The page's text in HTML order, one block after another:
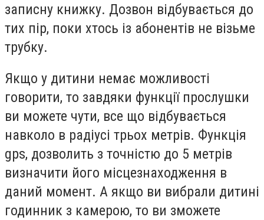
записну книжку. Дозвон відбувається до
тих пір, поки хтось із абонентів не візьме
трубку.
Якщо у дитини немає можливості
говорити, то завдяки функції прослушки
ви можете чути, все що відбувається
навколо в радіусі трьох метрів. Функція
gps, дозволить з точністю до 5 метрів
визначити його місцезнаходження в
даний момент. А якщо ви вибрали дитині
годинник з камерою, то ви зможете